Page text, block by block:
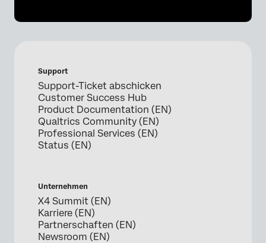
Support
Support-Ticket abschicken
Customer Success Hub
Product Documentation (EN)
Qualtrics Community (EN)
Professional Services (EN)
Status (EN)
Unternehmen
X4 Summit (EN)
Karriere (EN)
Partnerschaften (EN)
Newsroom (EN)